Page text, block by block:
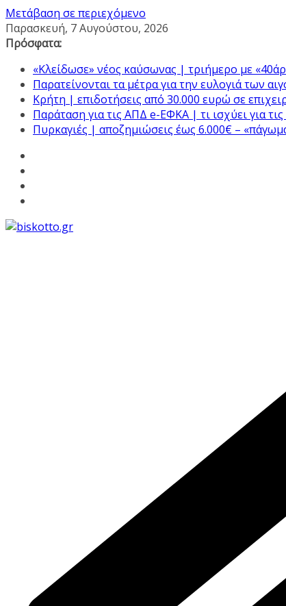
Μετάβαση σε περιεχόμενο
Παρασκευή, 7 Αυγούστου, 2026
Πρόσφατα:
«Κλείδωσε» νέος καύσωνας | τριήμερο με
Παρατείνονται τα μέτρα για την ευλογιά των
Κρήτη | επιδοτήσεις από 30.000 ευρώ σε
Παράταση για τις ΑΠΔ e-ΕΦΚΑ | τι ισχύει για
Πυρκαγιές | αποζημιώσεις έως 6.000€ –